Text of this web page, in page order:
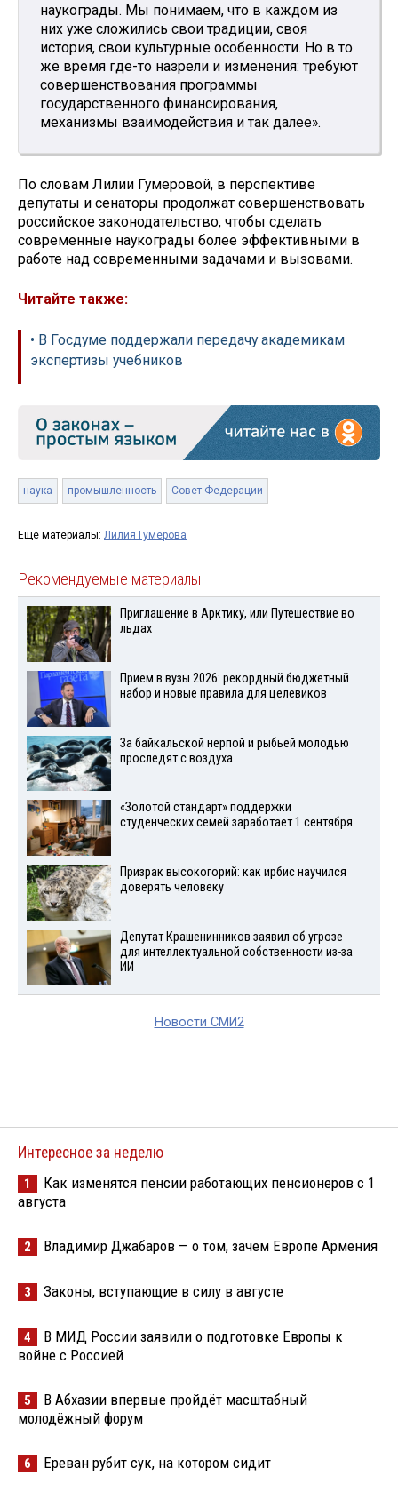
наукограды. Мы понимаем, что в каждом из
них уже сложились свои традиции, своя
история, свои культурные особенности. Но в то
же время где-то назрели и изменения: требуют
совершенствования программы
государственного финансирования,
механизмы взаимодействия и так далее».
По словам Лилии Гумеровой, в перспективе
депутаты и сенаторы продолжат совершенствовать
российское законодательство, чтобы сделать
современные наукограды более эффективными в
работе над современными задачами и вызовами.
Читайте также:
• В Госдуме поддержали передачу академикам
экспертизы учебников
наука промышленность Совет Федерации
Ещё материалы: Лилия Гумерова
Рекомендуемые материалы
Приглашение в Арктику, или Путешествие во
льдах
Прием в вузы 2026: рекордный бюджетный
набор и новые правила для целевиков
За байкальской нерпой и рыбьей молодью
проследят с воздуха
«Золотой стандарт» поддержки
студенческих семей заработает 1 сентября
Призрак высокогорий: как ирбис научился
доверять человеку
Депутат Крашенинников заявил об угрозе
для интеллектуальной собственности из-за
ИИ
Новости СМИ2
Интересное за неделю
1
Как изменятся пенсии работающих пенсионеров с 1
августа
2 Владимир Джабаров — о том, зачем Европе Армения
3 Законы, вступающие в силу в августе
4
В МИД России заявили о подготовке Европы к
войне с Россией
5
В Абхазии впервые пройдёт масштабный
молодёжный форум
6 Ереван рубит сук, на котором сидит